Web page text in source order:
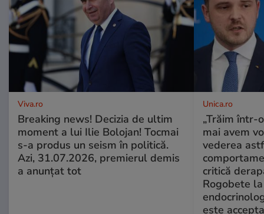
Viva.ro
Breaking news! Decizia de ultim
moment a lui Ilie Bolojan! Tocmai
s-a produs un seism în politică.
Azi, 31.07.2026, premierul demis
a anunțat tot
Unica.ro
„Trăim într-
mai avem
vederea
critică
Rogobete
este